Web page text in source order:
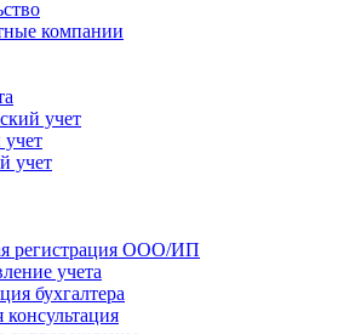
компании
учет
учет
регистрация ООО/ИП
учета
бухгалтера
консультация